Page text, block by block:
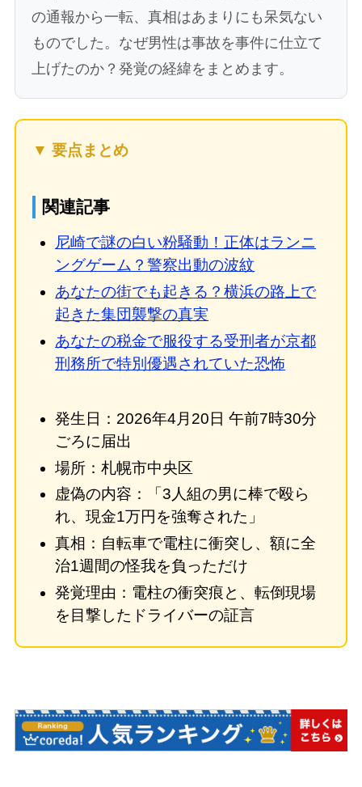
の通報から一転、真相はあまりにも呆気ない
ものでした。なぜ男性は事故を事件に仕立て
上げたのか？発覚の経緯をまとめます。
▼ 要点まとめ
関連記事
尼崎で謎の白い粉騒動！正体はランニ
ングゲーム？警察出動の波紋
あなたの街でも起きる？横浜の路上で
起きた集団襲撃の真実
あなたの税金で服役する受刑者が京都
刑務所で特別優遇されていた恐怖
発生日：2026年4月20日 午前7時30分
ごろに届出
場所：札幌市中央区
虚偽の内容：「3人組の男に棒で殴ら
れ、現金1万円を強奪された」
真相：自転車で電柱に衝突し、額に全
治1週間の怪我を負っただけ
発覚理由：電柱の衝突痕と、転倒現場
を目撃したドライバーの証言